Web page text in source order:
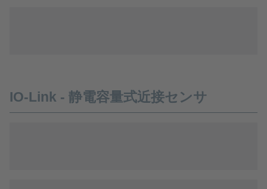
IO-Link - 静電容量式近接センサ